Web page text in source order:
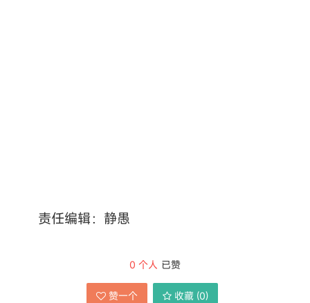
责任编辑：静愚
0 个人 已赞
赞一个 收藏 (0)